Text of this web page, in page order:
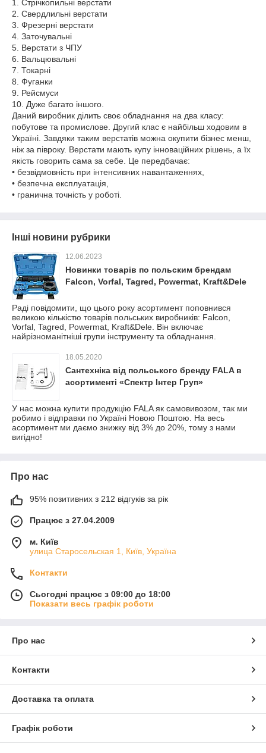
1. Стрічкопильні верстати
2. Свердлильні верстати
3. Фрезерні верстати
4. Заточувальні
5. Верстати з ЧПУ
6. Вальцювальні
7. Токарні
8. Фуганки
9. Рейсмуси
10. Дуже багато іншого.
Даний виробник ділить своє обладнання на два класу:
побутове та промислове. Другий клас є найбільш ходовим в
Україні. Завдяки таким верстатів можна окупити бізнес менш,
ніж за півроку. Верстати мають купу інноваційних рішень, а їх
якість говорить сама за себе. Це передбачає:
• безвідмовність при інтенсивних навантаженнях,
• безпечна експлуатація,
• гранична точність у роботі.
Інші новини рубрики
12.06.2023
Новинки товарів по польским брендам
Falcon, Vorfal, Tagred, Powermat, Kraft&Dele
Раді повідомити, що цього року асортимент поповнився
великою кількістю товарів польських виробників: Falcon,
Vorfal, Tagred, Powermat, Kraft&Dele. Він включає
найрізноманітніші групи інструменту та обладнання.
18.05.2020
Сантехніка від польського бренду FALA в
асортименті «Спектр Інтер Груп»
У нас можна купити продукцію FALA як самовивозом, так ми
робимо і відправки по Україні Новою Поштою. На весь
асортимент ми даємо знижку від 3% до 20%, тому з нами
вигідно!
Про нас
95% позитивних з 212 відгуків за рік
Працює з 27.04.2009
м. Київ
улица Старосельская 1, Київ, Україна
Контакти
Сьогодні працює з 09:00 до 18:00
Показати весь графік роботи
Про нас
Контакти
Доставка та оплата
Графік роботи